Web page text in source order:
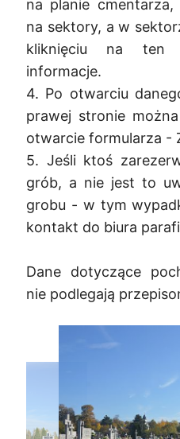
na planie
na sektory, a w
kliknięciu na ten
informacje.
4. Po otwarciu
prawej stronie
otwarcie formularza -
5. Jeśli ktoś
grób, a nie jest to
grobu - w tym
kontakt do biura
Dane dotyczące
nie podlegają